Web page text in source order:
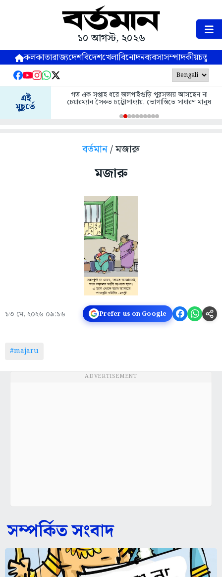
১০ আগস্ট, ২০২৬
কলকাতারাজ্যদেশবিদেশখেলাবিনোদনব্যবসাসম্পাদকীয়
এই
মুহূর্তে
গত এক সপ্তাহ ধরে জলপাইগুড়ি পুরসভায় আসছেন না
চেয়ারম্যান সৈকত চট্টোপাধ্যায়, ভোগান্তিতে সাধারণ মানুষ
বর্তমান/ মজারু
মজারু
১৩ মে, ২০২৬ ০৯:১৬ Prefer us on Google
#majaru
ADVERTISEMENT
সম্পর্কিত সংবাদ